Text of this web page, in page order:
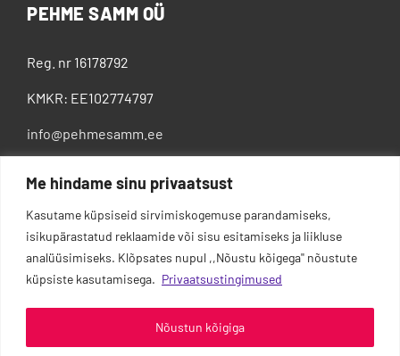
Me hindame sinu privaatsust
Kasutame küpsiseid sirvimiskogemuse parandamiseks,
isikupärastatud reklaamide või sisu esitamiseks ja liikluse
analüüsimiseks. Klõpsates nupul ,,Nõustu kõigega'' nõustute
küpsiste kasutamisega. Privaatsustingimused
Nõustun kõigiga
PEHME SAMM OÜ
Reg. nr 16178792
KMKR: EE102774797
info@pehmesamm.ee